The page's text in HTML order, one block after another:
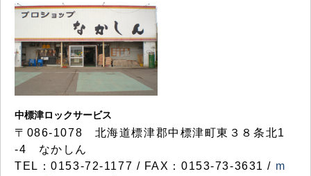
中標津ロックサービス
〒086-1078 北海道標津郡中標津町東３８条北1
-4 なかしん
TEL：0153-72-1177 / FAX：0153-73-3631 / m